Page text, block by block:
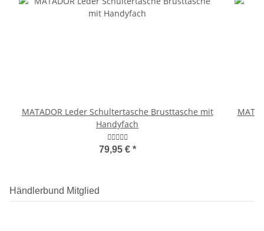
MATADOR Leder Schultertasche Brusttasche mit
Handyfach
79,95 € *
Händlerbund Mitglied